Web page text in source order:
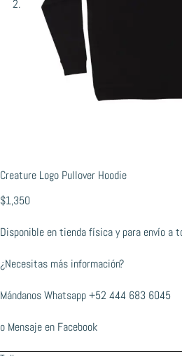
Creature Logo Pullover Hoodie
$1,350
Disponible en tienda física y para envío a
¿Necesitas más información?
Mándanos Whatsapp+52 444 683 6045
o Mensaje en Facebook